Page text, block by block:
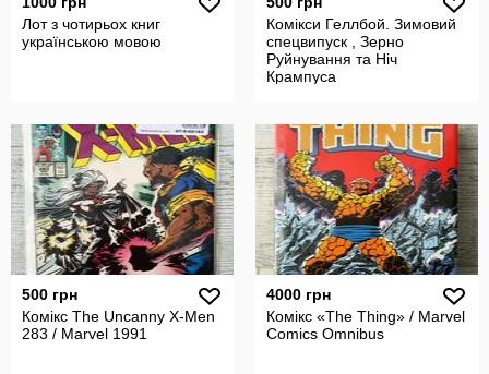
Лот з чотирьох книг
українською мовою
Комікси Геллбой. Зимовий
спецвипуск , Зерно
Руйнування та Ніч
Крампуса
500 грн
Комікс The Uncanny X-Men
283 / Marvel 1991
4000 грн
Комікс «The Thing» / Marvel
Comics Omnibus